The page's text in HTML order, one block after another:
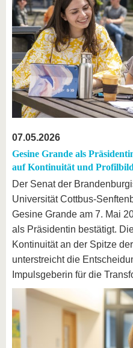
07.05.2026
Gesine Grande als
auf Kontinuität und
Der Senat der
Universität Cottbus-
Gesine Grande am 7. Mai
als Präsidentin bestätigt.
Kontinuität an der Spitze
unterstreicht die
Impulsgeberin für die